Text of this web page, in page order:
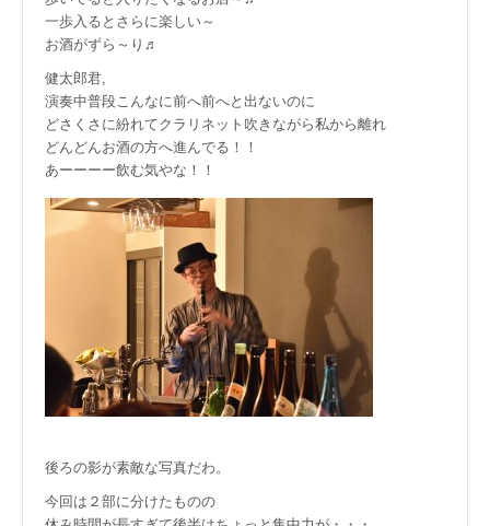
一歩入るとさらに楽しい～
お酒がずら～り♬
健太郎君,
演奏中普段こんなに前へ前へと出ないのに
どさくさに紛れてクラリネット吹きながら私から離れ
どんどんお酒の方へ進んでる！！
あーーーー飲む気やな！！
後ろの影が素敵な写真だわ。
今回は２部に分けたものの